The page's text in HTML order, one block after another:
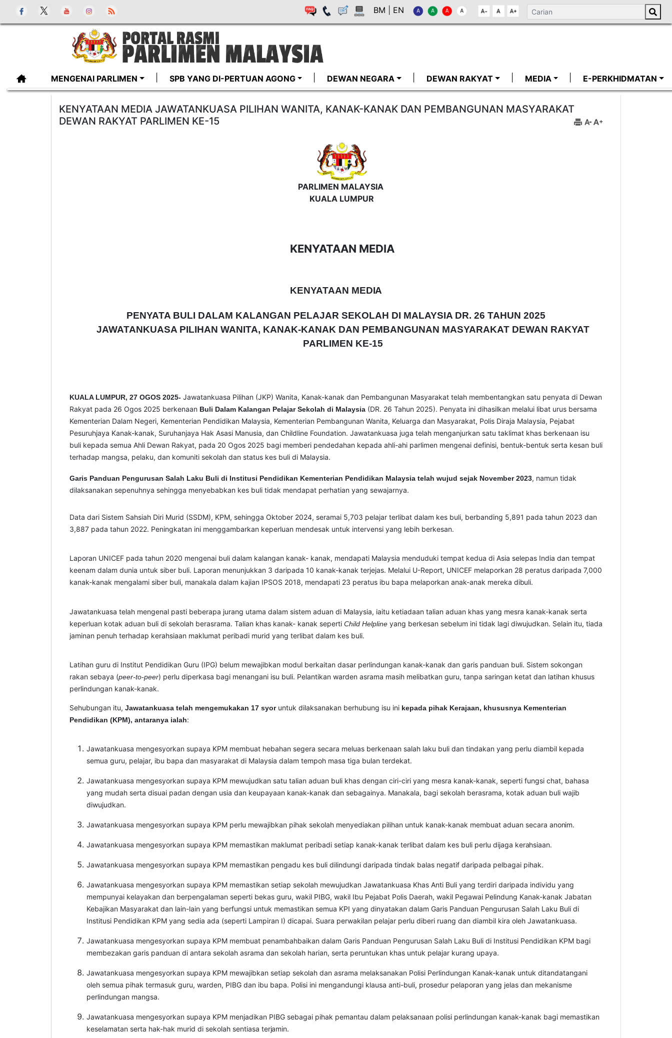
BM EN
MENGENAI PARLIMEN SPB YANG DI-PERTUAN AGONG DEWAN NEGARA DEWAN RAKYAT MEDIA E-PERKHIDMATAN
KENYATAAN MEDIA JAWATANKUASA PILIHAN WANITA, KANAK-KANAK DAN PEMBANGUNAN MASYARAKAT
DEWAN RAKYAT PARLIMEN KE-15
PARLIMEN MALAYSIA
KUALA LUMPUR
KENYATAAN MEDIA
KENYATAAN MEDIA
PENYATA BULI DALAM KALANGAN PELAJAR SEKOLAH DI MALAYSIA DR. 26 TAHUN 2025
JAWATANKUASA PILIHAN WANITA, KANAK-KANAK DAN PEMBANGUNAN MASYARAKAT DEWAN RAKYAT
PARLIMEN KE-15
KUALA LUMPUR, 27 OGOS 2025- Jawatankuasa Pilihan (JKP) Wanita, Kanak-kanak dan Pembangunan Masyarakat telah membentangkan satu penyata di Dewan
Rakyat pada 26 Ogos 2025 berkenaan Buli Dalam Kalangan Pelajar Sekolah di Malaysia (DR. 26 Tahun 2025). Penyata ini dihasilkan melalui libat urus bersama
Kementerian Dalam Negeri, Kementerian Pendidikan Malaysia, Kementerian Pembangunan Wanita, Keluarga dan Masyarakat, Polis Diraja Malaysia, Pejabat
Pesuruhjaya Kanak-kanak, Suruhanjaya Hak Asasi Manusia, dan Childline Foundation. Jawatankuasa juga telah menganjurkan satu taklimat khas berkenaan isu
buli kepada semua Ahli Dewan Rakyat, pada 20 Ogos 2025 bagi memberi pendedahan kepada ahli-ahi parlimen mengenai definisi, bentuk-bentuk serta kesan buli
terhadap mangsa, pelaku, dan komuniti sekolah dan status kes buli di Malaysia.
Garis Panduan Pengurusan Salah Laku Buli di Institusi Pendidikan Kementerian Pendidikan Malaysia telah wujud sejak November 2023, namun tidak
dilaksanakan sepenuhnya sehingga menyebabkan kes buli tidak mendapat perhatian yang sewajarnya.
Data dari Sistem Sahsiah Diri Murid (SSDM), KPM, sehingga Oktober 2024, seramai 5,703 pelajar terlibat dalam kes buli, berbanding 5,891 pada tahun 2023 dan
3,887 pada tahun 2022. Peningkatan ini menggambarkan keperluan mendesak untuk intervensi yang lebih berkesan.
Laporan UNICEF pada tahun 2020 mengenai buli dalam kalangan kanak- kanak, mendapati Malaysia menduduki tempat kedua di Asia selepas India dan tempat
keenam dalam dunia untuk siber buli. Laporan menunjukkan 3 daripada 10 kanak-kanak terjejas. Melalui U-Report, UNICEF melaporkan 28 peratus daripada 7,000
kanak-kanak mengalami siber buli, manakala dalam kajian IPSOS 2018, mendapati 23 peratus ibu bapa melaporkan anak-anak mereka dibuli.
Jawatankuasa telah mengenal pasti beberapa jurang utama dalam sistem aduan di Malaysia, iaitu ketiadaan talian aduan khas yang mesra kanak-kanak serta
keperluan kotak aduan buli di sekolah berasrama. Talian khas kanak- kanak seperti Child Helpline yang berkesan sebelum ini tidak lagi diwujudkan. Selain itu, tiada
jaminan penuh terhadap kerahsiaan maklumat peribadi murid yang terlibat dalam kes buli.
Latihan guru di Institut Pendidikan Guru (IPG) belum mewajibkan modul berkaitan dasar perlindungan kanak-kanak dan garis panduan buli. Sistem sokongan
rakan sebaya (peer-to-peer) perlu diperkasa bagi menangani isu buli. Pelantikan warden asrama masih melibatkan guru, tanpa saringan ketat dan latihan khusus
perlindungan kanak-kanak.
Sehubungan itu, Jawatankuasa telah mengemukakan 17 syor untuk dilaksanakan berhubung isu ini kepada pihak Kerajaan, khususnya Kementerian
Pendidikan (KPM), antaranya ialah:
Jawatankuasa mengesyorkan supaya KPM membuat hebahan segera secara meluas berkenaan salah laku buli dan tindakan yang perlu diambil kepada
semua guru, pelajar, ibu bapa dan masyarakat di Malaysia dalam tempoh masa tiga bulan terdekat.
Jawatankuasa mengesyorkan supaya KPM mewujudkan satu talian aduan buli khas dengan ciri-ciri yang mesra kanak-kanak, seperti fungsi chat, bahasa
yang mudah serta disuai padan dengan usia dan keupayaan kanak-kanak dan sebagainya. Manakala, bagi sekolah berasrama, kotak aduan buli wajib
diwujudkan.
Jawatankuasa mengesyorkan supaya KPM perlu mewajibkan pihak sekolah menyediakan pilihan untuk kanak-kanak membuat aduan secara anonim.
Jawatankuasa mengesyorkan supaya KPM memastikan maklumat peribadi setiap kanak-kanak terlibat dalam kes buli perlu dijaga kerahsiaan.
Jawatankuasa mengesyorkan supaya KPM memastikan pengadu kes buli dilindungi daripada tindak balas negatif daripada pelbagai pihak.
Jawatankuasa mengesyorkan supaya KPM memastikan setiap sekolah mewujudkan Jawatankuasa Khas Anti Buli yang terdiri daripada individu yang
mempunyai kelayakan dan berpengalaman seperti bekas guru, wakil PIBG, wakil Ibu Pejabat Polis Daerah, wakil Pegawai Pelindung Kanak-kanak Jabatan
Kebajikan Masyarakat dan lain-lain yang berfungsi untuk memastikan semua KPI yang dinyatakan dalam Garis Panduan Pengurusan Salah Laku Buli di
Institusi Pendidikan KPM yang sedia ada (seperti Lampiran I) dicapai. Suara perwakilan pelajar perlu diberi ruang dan diambil kira oleh Jawatankuasa.
Jawatankuasa mengesyorkan supaya KPM membuat penambahbaikan dalam Garis Panduan Pengurusan Salah Laku Buli di Institusi Pendidikan KPM bagi
membezakan garis panduan di antara sekolah asrama dan sekolah harian, serta peruntukan khas untuk pelajar kurang upaya.
Jawatankuasa mengesyorkan supaya KPM mewajibkan setiap sekolah dan asrama melaksanakan Polisi Perlindungan Kanak-kanak untuk ditandatangani
oleh semua pihak termasuk guru, warden, PIBG dan ibu bapa. Polisi ini mengandungi klausa anti-buli, prosedur pelaporan yang jelas dan mekanisme
perlindungan mangsa.
Jawatankuasa mengesyorkan supaya KPM menjadikan PIBG sebagai pihak pemantau dalam pelaksanaan polisi perlindungan kanak-kanak bagi memastikan
keselamatan serta hak-hak murid di sekolah sentiasa terjamin.